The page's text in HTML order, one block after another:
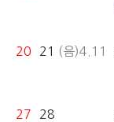
20 21 (음)4.11
27 28